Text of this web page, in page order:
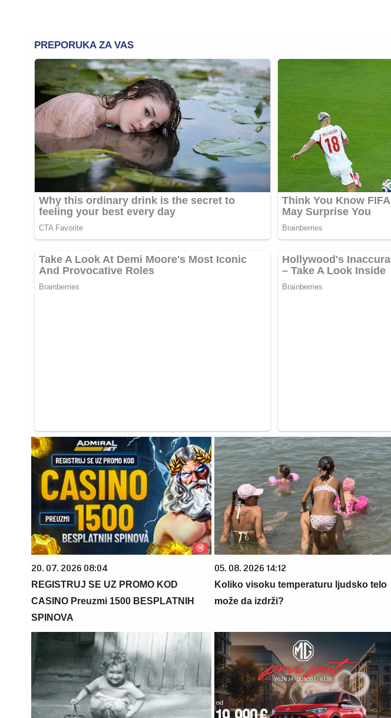
20. 07. 2026 08:04
REGISTRUJ SE UZ PROMO KOD
CASINO Preuzmi 1500 BESPLATNIH
SPINOVA
05. 08. 2026 14:12
Koliko visoku temperaturu ljudsko telo
može da izdrži?